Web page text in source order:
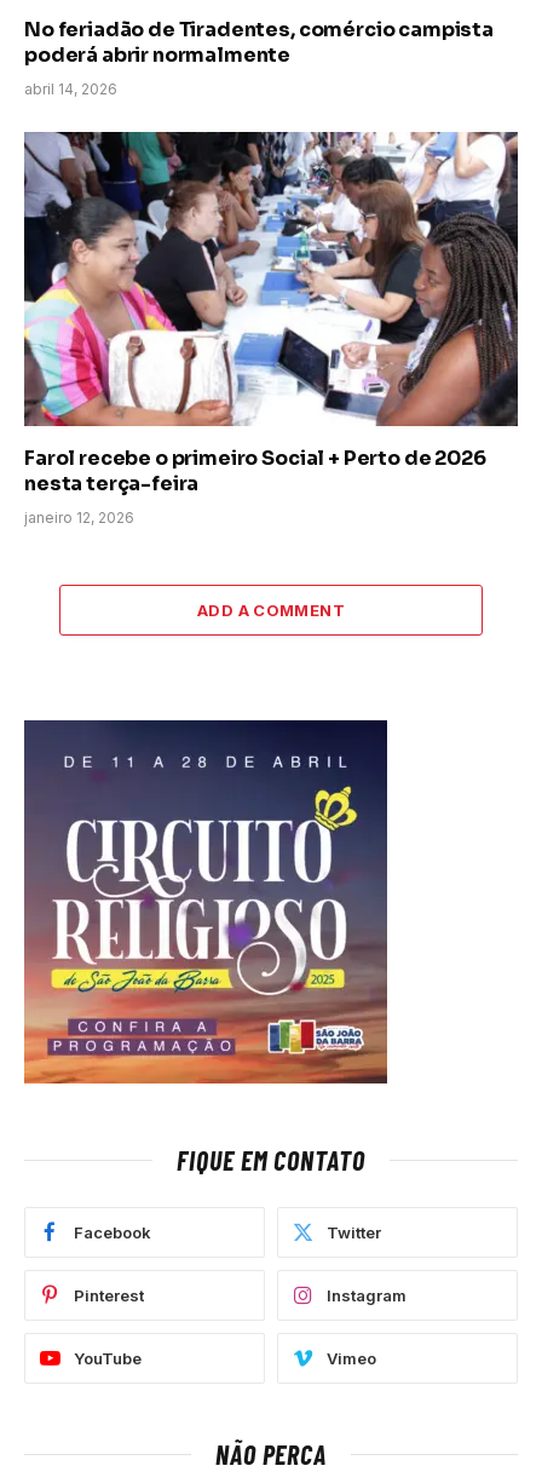
No feriadão de Tiradentes, comércio campista
poderá abrir normalmente
abril 14, 2026
Farol recebe o primeiro Social + Perto de 2026
nesta terça-feira
janeiro 12, 2026
ADD A COMMENT
FIQUE EM CONTATO
Facebook Twitter
Pinterest Instagram
YouTube Vimeo
NÃO PERCA